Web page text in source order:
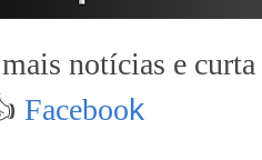
notícias e curta
Facebook